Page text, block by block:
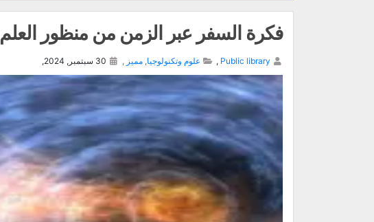
فكرة السفر عبر الزمن من منظور العلم
Public library
, علوم وتكنولوجيا, مميز ,